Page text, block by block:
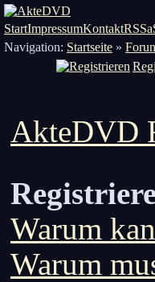
StartImpressumKontaktRSS
Navigation: Startseite »
AkteDVD
Warum
Warum